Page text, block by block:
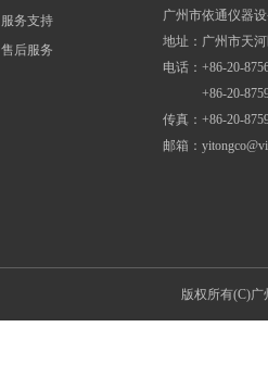
广州市依通仪器
地址：广州市天
电话：+86-20-
+86-20-
传真：+86-20-
邮箱：
服务支持
售后服务
版权所有(C)